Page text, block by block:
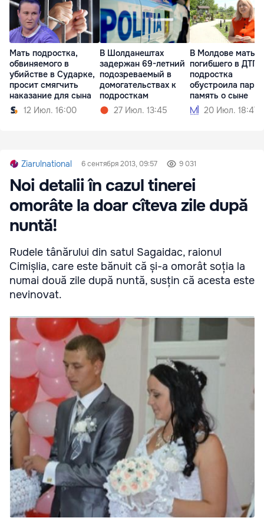
Мать подростка,
обвиняемого в
убийстве в Сударке,
просит смягчить
наказание для сына
12 Июл. 16:00
В Шолданештах
задержан 69-летний
подозреваемый в
домогательствах к
подросткам
27 Июл. 13:45
В Молдове мать
погибшего в ДТП
подростка
обустроила парк
память о сыне
20 Июл. 18:47
Ziarulnational 6 сентября 2013, 09:57 9 031
Noi detalii în cazul tinerei
omorâte la doar cîteva zile după
nuntă!
Rudele tânărului din satul Sagaidac, raionul
Cimișlia, care este bănuit că și-a omorât soția la
numai două zile după nuntă, susțin că acesta este
nevinovat.